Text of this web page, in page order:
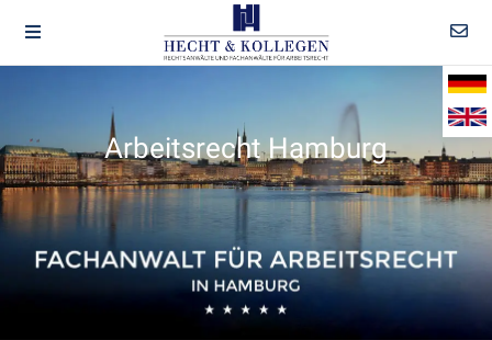
Arbeitsrecht Hamburg